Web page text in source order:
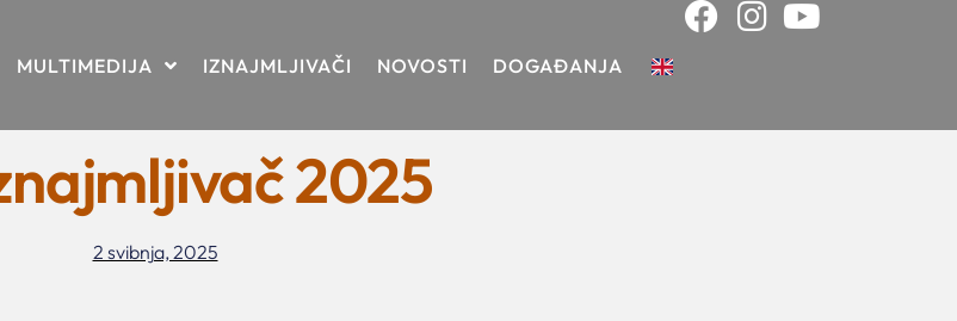
MULTIMEDIJA IZNAJMLJIVAČI NOVOSTI DOGAĐANJA
2025
2 svibnja, 2025